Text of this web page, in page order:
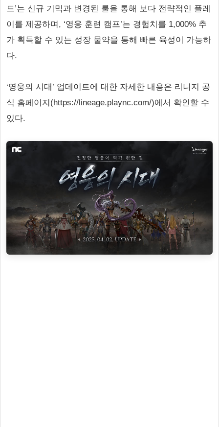
드’는 신규 기믹과 변경된 룰을 통해 보다 전략적인 플레
이를 제공하며, ‘영웅 훈련 캠프’는 경험치를 1,000% 추
가 획득할 수 있는 성장 물약을 통해 빠른 육성이 가능하
다.
‘영웅의 시대’ 업데이트에 대한 자세한 내용은 리니지 공
식 홈페이지(https://lineage.plaync.com/)에서 확인할 수
있다.